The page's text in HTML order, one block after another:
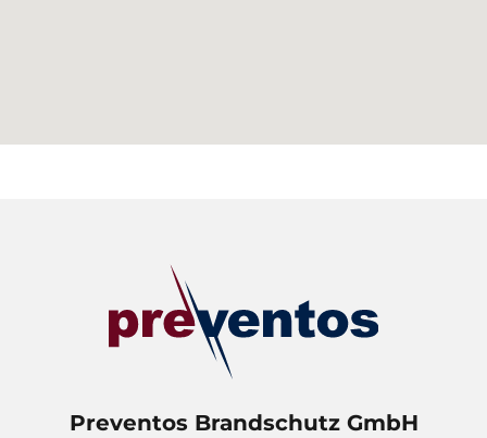
Preventos Brandschutz GmbH